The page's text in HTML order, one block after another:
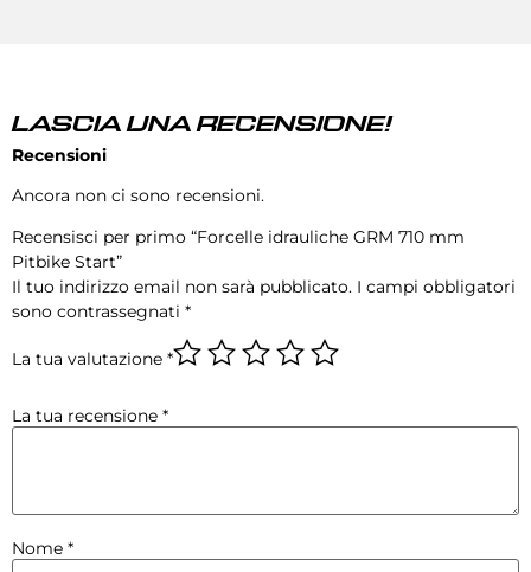
LASCIA UNA RECENSIONE!
Recensioni
Ancora non ci sono recensioni.
Recensisci per primo “Forcelle idrauliche GRM 710 mm
Pitbike Start”
Il tuo indirizzo email non sarà pubblicato. I campi obbligatori
sono contrassegnati *
La tua valutazione *
La tua recensione *
Nome *